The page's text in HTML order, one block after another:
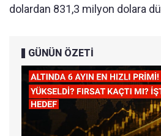
dolardan 831,3 milyon dolara
GÜNÜN ÖZETİ